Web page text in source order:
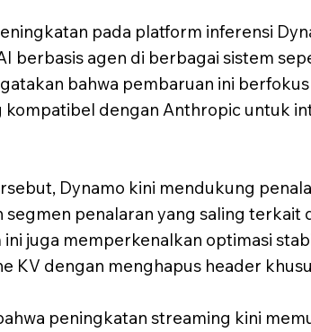
pada platform inferensi
berbasis agen di berbagai sistem
bahwa pembaruan ini
kompatibel dengan Anthropic untuk
Dynamo kini mendukung
segmen penalaran yang saling
juga memperkenalkan optimasi
KV dengan menghapus header
peningkatan streaming kini